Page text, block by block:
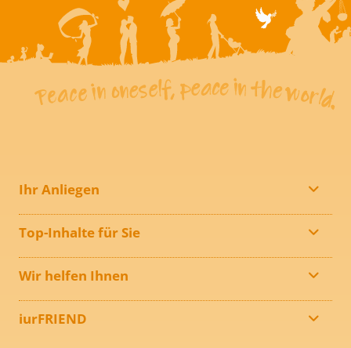
Ihr Anliegen
Top-Inhalte für Sie
Wir helfen Ihnen
iurFRIEND